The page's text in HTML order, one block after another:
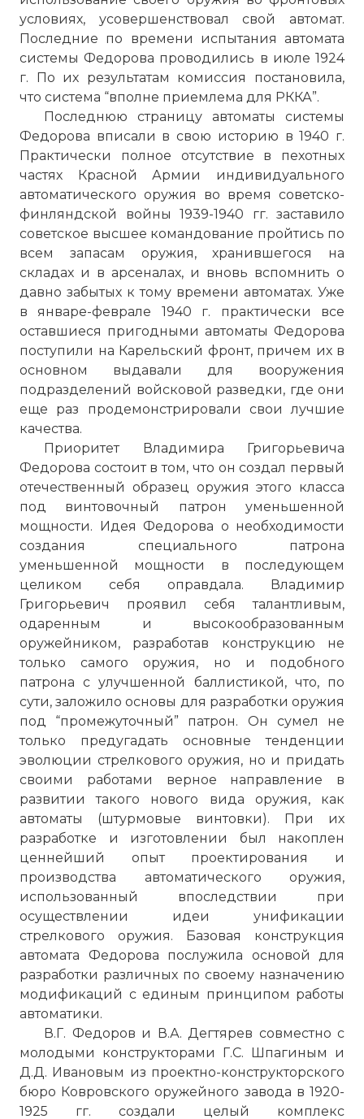
условиях, усовершенствовал свой автомат.
Последние по времени испытания автомата
системы Федорова проводились в июле 1924
г. По их результатам комиссия постановила,
что система “вполне приемлема для РККА”.
Последнюю страницу автоматы системы
Федорова вписали в свою историю в 1940 г.
Практически полное отсутствие в пехотных
частях Красной Армии индивидуального
автоматического оружия во время советско-
финляндской войны 1939-1940 гг. заставило
советское высшее командование пройтись по
всем запасам оружия, хранившегося на
складах и в арсеналах, и вновь вспомнить о
давно забытых к тому времени автоматах. Уже
в январе-феврале 1940 г. практически все
оставшиеся пригодными автоматы Федорова
поступили на Карельский фронт, причем их в
основном выдавали для вооружения
подразделений войсковой разведки, где они
еще раз продемонстрировали свои лучшие
качества.
Приоритет Владимира Григорьевича
Федорова состоит в том, что он создал первый
отечественный образец оружия этого класса
под винтовочный патрон уменьшенной
мощности. Идея Федорова о необходимости
создания специального патрона
уменьшенной мощности в последующем
целиком себя оправдала. Владимир
Григорьевич проявил себя талантливым,
одаренным и высокообразованным
оружейником, разработав конструкцию не
только самого оружия, но и подобного
патрона с улучшенной баллистикой, что, по
сути, заложило основы для разработки оружия
под “промежуточный” патрон. Он сумел не
только предугадать основные тенденции
эволюции стрелкового оружия, но и придать
своими работами верное направление в
развитии такого нового вида оружия, как
автоматы (штурмовые винтовки). При их
разработке и изготовлении был накоплен
ценнейший опыт проектирования и
производства автоматического оружия,
использованный впоследствии при
осуществлении идеи унификации
стрелкового оружия. Базовая конструкция
автомата Федорова послужила основой для
разработки различных по своему назначению
модификаций с единым принципом работы
автоматики.
В.Г. Федоров и В.А. Дегтярев совместно с
молодыми конструкторами Г.С. Шпагиным и
Д.Д. Ивановым из проектно-конструкторского
бюро Ковровского оружейного завода в 1920-
1925 гг. создали целый комплекс